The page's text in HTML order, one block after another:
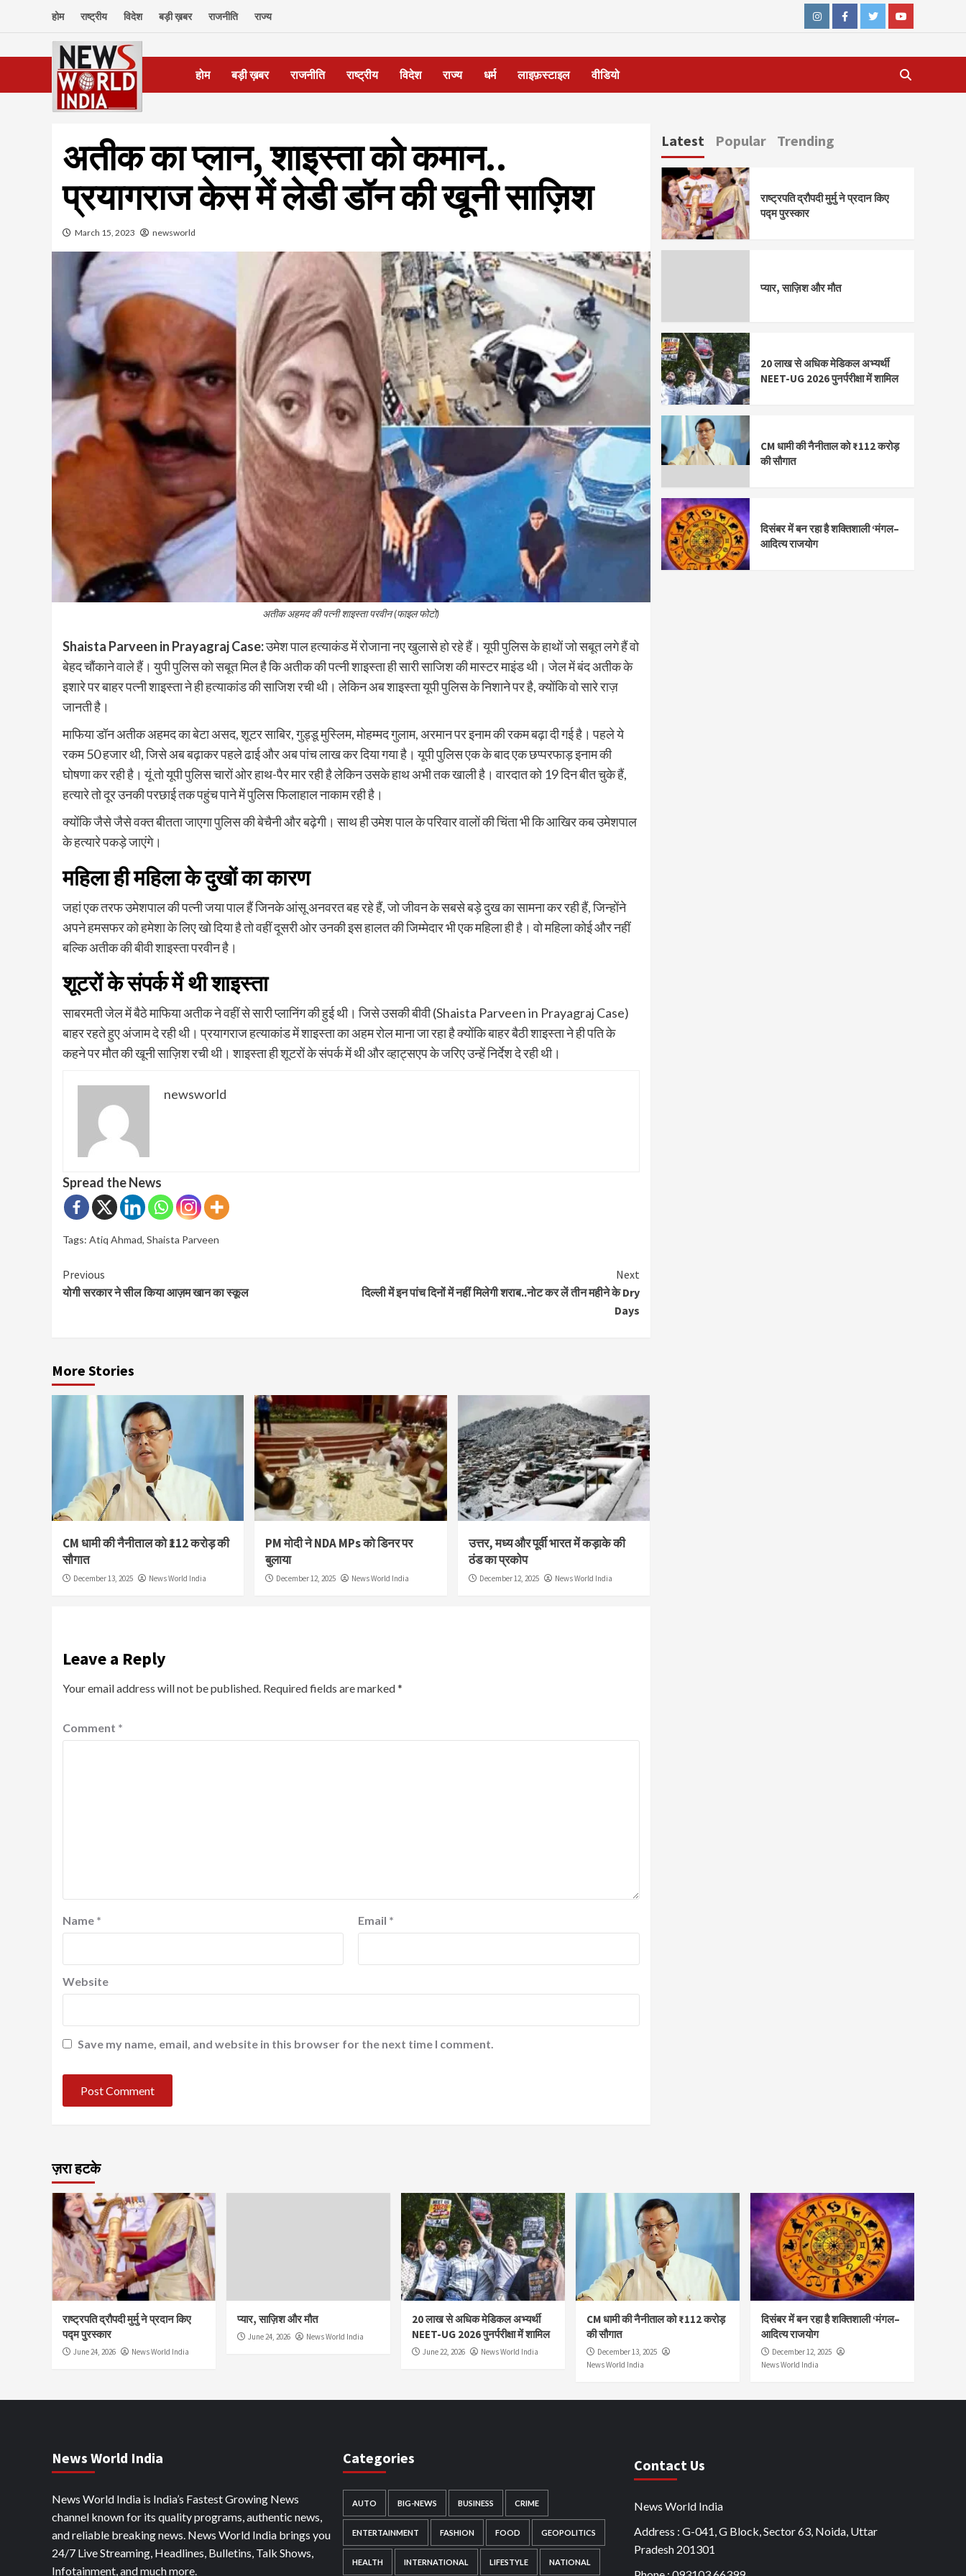
होम राष्ट्रीय विदेश बड़ी ख़बर राजनीति राज्य
InstagramFacebookTwitterYoutube
होम बड़ी ख़बर राजनीति राष्ट्रीय विदेश राज्य धर्म लाइफ़स्टाइल वीडियो
अतीक का प्लान, शाइस्ता को कमान..
प्रयागराज केस में लेडी डॉन की खूनी साज़िश
March 15, 2023 newsworld
अतीक अहमद की पत्नी शाइस्ता परवीन (फाइल फोटो)
Shaista Parveen in Prayagraj Case:उमेश पाल हत्याकंड में रोजाना नए खुलासे हो रहे हैं। यूपी पुलिस के हाथों जो सबूत लगे हैं वो
बेहद चौंकाने वाले हैं। युपी पुलिस को सबूत मिल है कि अतीक की पत्नी शाइस्ता ही सारी साजिश की मास्टर माइंड थी। जेल में बंद अतीक के
इशारे पर बाहर पत्नी शाइस्ता ने ही हत्याकांड की साजिश रची थी। लेकिन अब शाइस्ता यूपी पुलिस के निशाने पर है, क्योंकि वो सारे राज़
जानती है।
माफिया डॉन अतीक अहमद का बेटा असद, शूटर साबिर, गुड्डू मुस्लिम, मोहम्मद गुलाम, अरमान पर इनाम की रकम बढ़ा दी गई है। पहले ये
रकम 50 हजार थी, जिसे अब बढ़ाकर पहले ढाई और अब पांच लाख कर दिया गया है। यूपी पुलिस एक के बाद एक छप्परफाड़ इनाम की
घोषणा कर रही है। यूं तो यूपी पुलिस चारों ओर हाथ-पैर मार रही है लेकिन उसके हाथ अभी तक खाली है। वारदात को 19 दिन बीत चुके हैं,
हत्यारे तो दूर उनकी परछाई तक पहुंच पाने में पुलिस फिलाहाल नाकाम रही है।
क्योंकि जैसे जैसे वक्त बीतता जाएगा पुलिस की बेचैनी और बढ़ेगी। साथ ही उमेश पाल के परिवार वालों की चिंता भी कि आखिर कब उमेशपाल
के हत्यारे पकड़े जाएंगे।
महिला ही महिला के दुखों का कारण
जहां एक तरफ उमेशपाल की पत्नी जया पाल हैं जिनके आंसू अनवरत बह रहे हैं, जो जीवन के सबसे बड़े दुख का सामना कर रही हैं, जिन्होंने
अपने हमसफर को हमेशा के लिए खो दिया है तो वहीं दूसरी ओर उनकी इस हालत की जिम्मेदार भी एक महिला ही है। वो महिला कोई और नहीं
बल्कि अतीक की बीवी शाइस्ता परवीन है।
शूटरों के संपर्क में थी शाइस्ता
साबरमती जेल में बैठे माफिया अतीक ने वहीं से सारी प्लानिंग की हुई थी। जिसे उसकी बीवी (Shaista Parveen in Prayagraj Case)
बाहर रहते हुए अंजाम दे रही थी। प्रयागराज हत्याकांड में शाइस्ता का अहम रोल माना जा रहा है क्योंकि बाहर बैठी शाइस्ता ने ही पति के
कहने पर मौत की खूनी साज़िश रची थी। शाइस्ता ही शूटरों के संपर्क में थी और व्हाट्सएप के जरिए उन्हें निर्देश दे रही थी।
newsworld
Spread the News
Tags: Atiq Ahmad, Shaista Parveen
Continue
Reading
Previous
योगी सरकार ने सील किया आज़म खान का स्कूल
Next
दिल्ली में इन पांच दिनों में नहीं मिलेगी शराब..नोट कर लें तीन महीने के Dry
Days
More Stories
CM धामी की नैनीताल को ₹112 करोड़ की
सौगात
December 13, 2025 News World India
PM मोदी ने NDA MPs को डिनर पर
बुलाया
December 12, 2025 News World India
उत्तर, मध्य और पूर्वी भारत में कड़ाके की
ठंड का प्रकोप
December 12, 2025 News World India
Leave a Reply
Your email address will not be published. Required fields are marked*
Comment *
Name * Email *
Website
Save my name, email, and website in this browser for the next time I comment.
Latest Popular Trending
राष्ट्रपति द्रौपदी मुर्मु ने प्रदान किए
पद्म पुरस्कार
प्यार, साज़िश और मौत
20 लाख से अधिक मेडिकल अभ्यर्थी
NEET-UG 2026 पुनर्परीक्षा में शामिल
CM धामी की नैनीताल को ₹112 करोड़
की सौगात
दिसंबर में बन रहा है शक्तिशाली ‘मंगल–
आदित्य राजयोग
ज़रा हटके
राष्ट्रपति द्रौपदी मुर्मु ने प्रदान किए
पद्म पुरस्कार
June 24, 2026 News World India
प्यार, साज़िश और मौत
June 24, 2026 News World India
20 लाख से अधिक मेडिकल अभ्यर्थी
NEET-UG 2026 पुनर्परीक्षा में शामिल
June 22, 2026 News World India
CM धामी की नैनीताल को ₹112 करोड़
की सौगात
December 13, 2025
News World India
दिसंबर में बन रहा है शक्तिशाली ‘मंगल–
आदित्य राजयोग
December 12, 2025
News World India
News World India
News World India is India’s Fastest Growing News
channel known for its quality programs, authentic news,
and reliable breaking news. News World India brings you
24/7 Live Streaming, Headlines, Bulletins, Talk Shows,
Infotainment, and much more.
Categories
AUTO BIG-NEWS BUSINESS CRIME
ENTERTAINMENT FASHION FOOD GEOPOLITICS
HEALTH INTERNATIONAL LIFESTYLE NATIONAL
Contact Us
News World India
Address : G-041, G Block, Sector 63, Noida, Uttar
Pradesh 201301